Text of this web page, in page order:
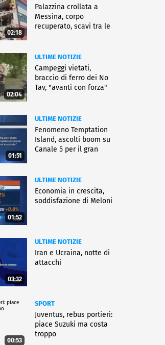
02:18
Palazzina crollata a
Messina, corpo
recuperato, scavi tra le
02:04
ULTIME NOTIZIE
Campeggi vietati,
braccio di ferro dei No
Tav, "avanti con forza"
01:51
ULTIME NOTIZIE
Fenomeno Temptation
Island, ascolti boom su
Canale 5 per il gran
01:52
ULTIME NOTIZIE
Economia in crescita,
soddisfazione di Meloni
03:32
ULTIME NOTIZIE
Iran e Ucraina, notte di
attacchi
00:53
SPORT
Juventus, rebus portieri:
piace Suzuki ma costa
troppo